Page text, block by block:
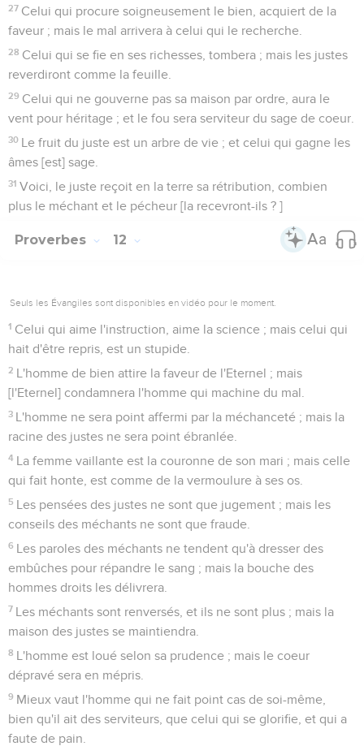
27 Celui qui procure soigneusement le bien, acquiert de la
faveur ; mais le mal arrivera à celui qui le recherche.
28 Celui qui se fie en ses richesses, tombera ; mais les justes
reverdiront comme la feuille.
29 Celui qui ne gouverne pas sa maison par ordre, aura le
vent pour héritage ; et le fou sera serviteur du sage de coeur.
30 Le fruit du juste est un arbre de vie ; et celui qui gagne les
âmes [est] sage.
31 Voici, le juste reçoit en la terre sa rétribution, combien
plus le méchant et le pécheur [la recevront-ils ? ]
Proverbes 12
Seuls les Évangiles sont disponibles en vidéo pour le moment.
1 Celui qui aime l'instruction, aime la science ; mais celui qui
hait d'être repris, est un stupide.
2 L'homme de bien attire la faveur de l'Eternel ; mais
[l'Eternel] condamnera l'homme qui machine du mal.
3 L'homme ne sera point affermi par la méchanceté ; mais la
racine des justes ne sera point ébranlée.
4 La femme vaillante est la couronne de son mari ; mais celle
qui fait honte, est comme de la vermoulure à ses os.
5 Les pensées des justes ne sont que jugement ; mais les
conseils des méchants ne sont que fraude.
6 Les paroles des méchants ne tendent qu'à dresser des
embûches pour répandre le sang ; mais la bouche des
hommes droits les délivrera.
7 Les méchants sont renversés, et ils ne sont plus ; mais la
maison des justes se maintiendra.
8 L'homme est loué selon sa prudence ; mais le coeur
dépravé sera en mépris.
9 Mieux vaut l'homme qui ne fait point cas de soi-même,
bien qu'il ait des serviteurs, que celui qui se glorifie, et qui a
faute de pain.